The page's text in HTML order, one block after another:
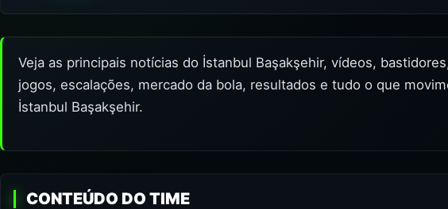
Veja as principais notícias do İstanbul Başakşehir, vídeos,
jogos, escalações, mercado da bola, resultados e tudo o que
İstanbul Başakşehir.
CONTEÚDO DO TIME